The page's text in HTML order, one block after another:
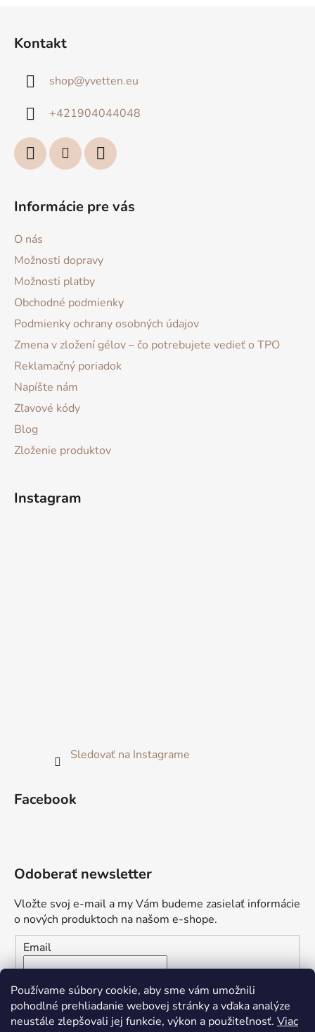
Používame súbory cookie, aby sme vám umožnili
pohodlné prehliadanie webovej stránky a vďaka analýze
neustále zlepšovali jej funkcie, výkon a použiteľnosť. Viac
Kontakt
shop@yvetten.eu
+421904044048
Informácie pre vás
O nás
Možnosti dopravy
Možnosti platby
Obchodné podmienky
Podmienky ochrany osobných údajov
Zmena v zložení gélov – čo potrebujete vedieť o TPO
Reklamačný poriadok
Napíšte nám
Zľavové kódy
Blog
Zloženie produktov
Instagram
Sledovať na Instagrame
Facebook
Odoberať newsletter
Vložte svoj e-mail a my Vám budeme zasielať informácie
o nových produktoch na našom e-shope.
Email
Vložením e-mailu súhlasíte s
podmienkami ochrany
osobných údajov